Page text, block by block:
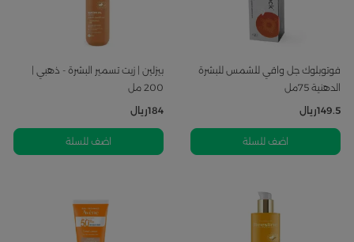
فوتوبلوك جل واقي للشمس للبشرة
الدهنية 75مل
149.5ريال
اضف للسلة
بيزلين | زيت تسمير البشرة - ذهبي |
200 مل
184ريال
اضف للسلة